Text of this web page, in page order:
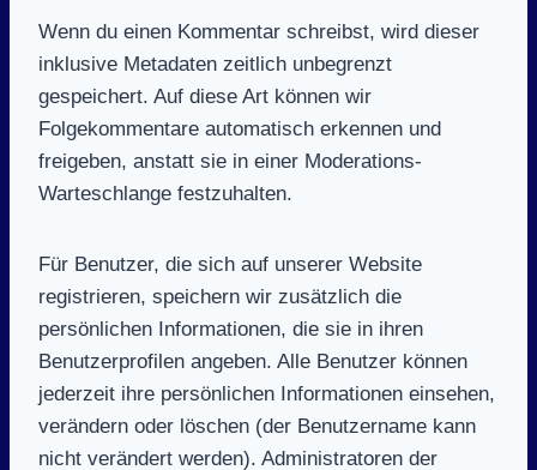
Wenn du einen Kommentar schreibst, wird dieser
inklusive Metadaten zeitlich unbegrenzt
gespeichert. Auf diese Art können wir
Folgekommentare automatisch erkennen und
freigeben, anstatt sie in einer Moderations-
Warteschlange festzuhalten.
Für Benutzer, die sich auf unserer Website
registrieren, speichern wir zusätzlich die
persönlichen Informationen, die sie in ihren
Benutzerprofilen angeben. Alle Benutzer können
jederzeit ihre persönlichen Informationen einsehen,
verändern oder löschen (der Benutzername kann
nicht verändert werden). Administratoren der